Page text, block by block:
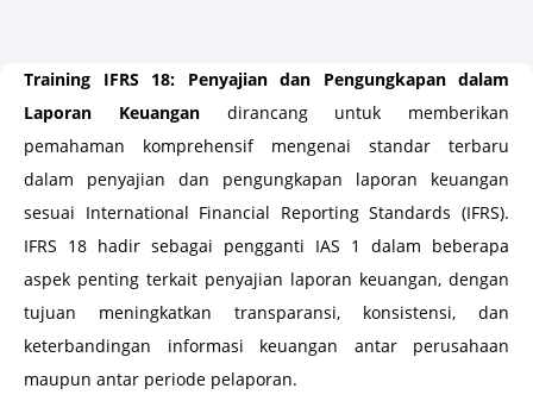
Training IFRS 18: Penyajian dan Pengungkapan dalam
Laporan Keuangandirancang untuk memberikan
pemahaman komprehensif mengenai standar terbaru
dalam penyajian dan pengungkapan laporan keuangan
sesuai International Financial Reporting Standards (IFRS).
IFRS 18 hadir sebagai pengganti IAS 1 dalam beberapa
aspek penting terkait penyajian laporan keuangan, dengan
tujuan meningkatkan transparansi, konsistensi, dan
keterbandingan informasi keuangan antar perusahaan
maupun antar periode pelaporan.